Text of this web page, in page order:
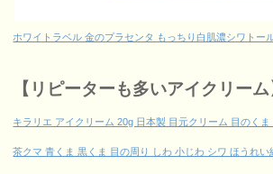
ホワイトラベル 金のプラセンタ もっちり白肌濃シワトー
【リピーターも多いアイクリーム
キラリエ アイクリーム 20g 日本製 目元クリーム 目のく
茶クマ 青くま 黒くま 目の周り しわ 小じわ シワ ほうれ